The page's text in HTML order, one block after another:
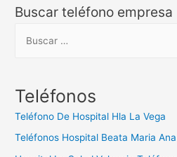
Buscar teléfono empresa
c
Teléfonos
Teléfono De Hospital Hla La Vega
Teléfonos Hospital Beata Maria Ana